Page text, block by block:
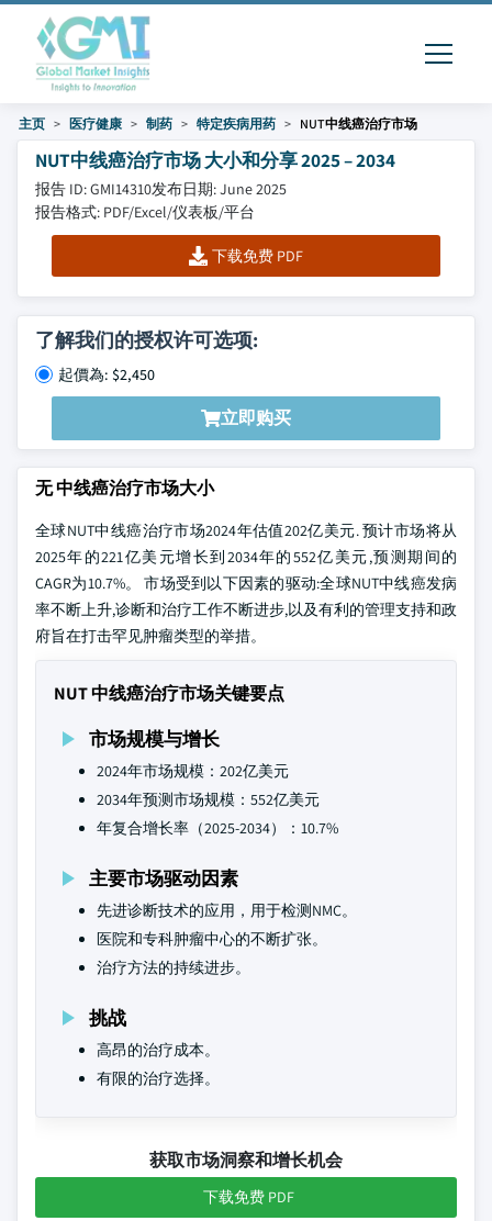
主页 医疗健康 制药 特定疾病用药 NUT中线癌治疗市场
NUT中线癌治疗市场 大小和分享 2025 – 2034
报告 ID: GMI14310发布日期: June 2025
报告格式: PDF/Excel/仪表板/平台
下载免费 PDF
了解我们的授权许可选项:
起價為: $2,450
立即购买
无 中线癌治疗市场大小
全球NUT中线癌治疗市场2024年估值202亿美元. 预计市场将从
2025年的221亿美元增长到2034年的552亿美元,预测期间的
CAGR为10.7%。 市场受到以下因素的驱动:全球NUT中线癌发病
率不断上升,诊断和治疗工作不断进步,以及有利的管理支持和政
府旨在打击罕见肿瘤类型的举措。
NUT 中线癌治疗市场关键要点
市场规模与增长
2024年市场规模：202亿美元
2034年预测市场规模：552亿美元
年复合增长率（2025-2034）：10.7%
主要市场驱动因素
先进诊断技术的应用，用于检测NMC。
医院和专科肿瘤中心的不断扩张。
治疗方法的持续进步。
挑战
高昂的治疗成本。
有限的治疗选择。
获取市场洞察和增长机会
下载免费 PDF